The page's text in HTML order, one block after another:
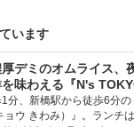
います
デミのオムライス、
味わえる『N's
分、新橋駅から徒歩6分の
ョウ きわみ）』。ランチ